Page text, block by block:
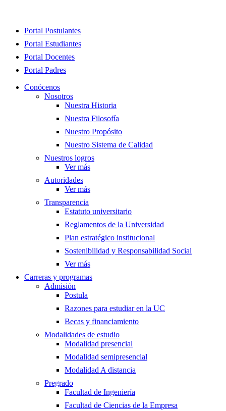
Close
Portal Postulantes
Portal Estudiantes
Portal Docentes
Portal Padres
Conócenos
Nosotros
Nuestra Historia
Nuestra Filosofía
Nuestro Propósito
Nuestro Sistema de Calidad
Nuestros logros
Ver más
Autoridades
Ver más
Transparencia
Estatuto universitario
Reglamentos de la Universidad
Plan estratégico institucional
Sostenibilidad y Responsabilidad Social
Ver más
Carreras y programas
Admisión
Postula
Razones para estudiar en la UC
Becas y financiamiento
Modalidades de estudio
Modalidad presencial
Modalidad semipresencial
Modalidad A distancia
Pregrado
Facultad de Ingeniería
Facultad de Ciencias de la Empresa